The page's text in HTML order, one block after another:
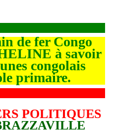
de fer Congo
à savoir
congolais
primaire.
POLITIQUES